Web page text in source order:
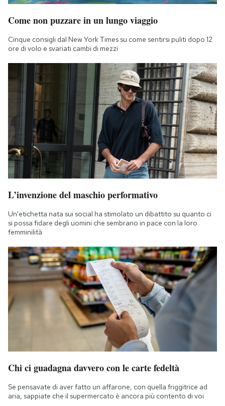
Come non puzzare in un lungo viaggio
Cinque consigli dal New York Times su come sentirsi puliti dopo 12
ore di volo e svariati cambi di mezzi
L’invenzione del maschio performativo
Un'etichetta nata sui social ha stimolato un dibattito su quanto ci
si possa fidare degli uomini che sembrano in pace con la loro
femminilità
Chi ci guadagna davvero con le carte fedeltà
Se pensavate di aver fatto un affarone, con quella friggitrice ad
aria, sappiate che il supermercato è ancora più contento di voi